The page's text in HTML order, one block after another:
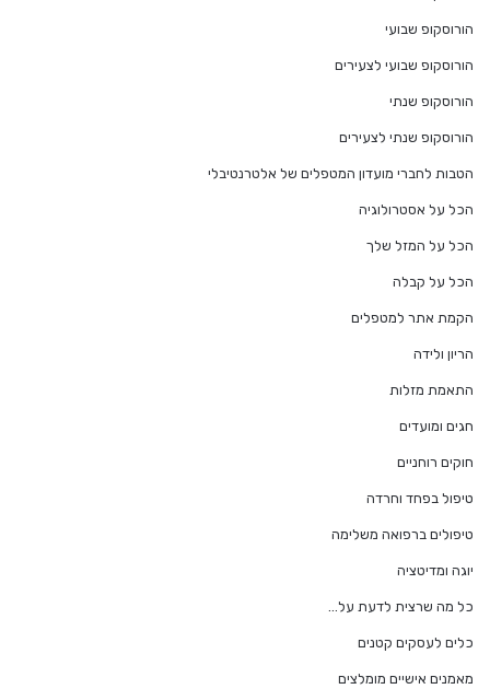
הורוסקופ שבועי
הורוסקופ שבועי לצעירים
הורוסקופ שנתי
הורוסקופ שנתי לצעירים
הטבות לחברי מועדון המטפלים של אלטרנטיבלי
הכל על אסטרולוגיה
הכל על המזל שלך
הכל על קבלה
הקמת אתר למטפלים
הריון ולידה
התאמת מזלות
חגים ומועדים
חוקים רוחניים
טיפול בפחד וחרדה
טיפולים ברפואה משלימה
יוגה ומדיטציה
כל מה שרצית לדעת על…
כלים לעסקים קטנים
מאמנים אישיים מומלצים